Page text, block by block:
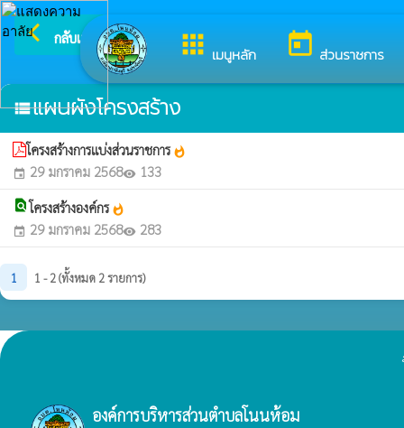
apps เมนูหลัก today ส่วนราชการ
arrow_back_ios กลับเมนูหลัก
view_listแผนผังโครงสร้าง
โครงสร้างการแบ่งส่วนราชการwhatshot
event 29 มกราคม 2568visibility 133
find_in_pageโครงสร้างองค์กรwhatshot
event 29 มกราคม 2568visibility 283
1 1 - 2 (ทั้งหมด 2 รายการ)
องค์การบริหารส่วนตำบลโนนห้อม